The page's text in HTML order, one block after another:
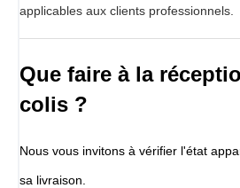
applicables aux clients professionnels.
Que faire à la
colis ?
Nous vous invitons à vérifier l'état
sa livraison.